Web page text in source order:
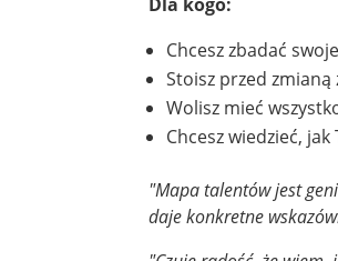
Chcesz zbadać
Stoisz przed
Wolisz mieć
Chcesz wiedzieć,
"Mapa talentów jest
daje konkretne